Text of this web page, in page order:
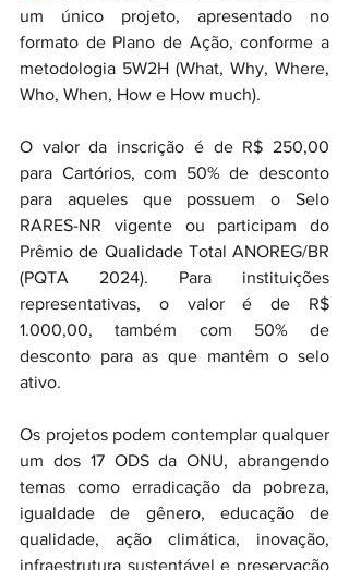
um único projeto, apresentado no
formato de Plano de Ação, conforme a
metodologia 5W2H (What, Why, Where,
Who, When, How e How much).
O valor da inscrição é de R$ 250,00
para Cartórios, com 50% de desconto
para aqueles que possuem o Selo
RARES-NR vigente ou participam do
Prêmio de Qualidade Total ANOREG/BR
(PQTA 2024). Para instituições
representativas, o valor é de R$
1.000,00, também com 50% de
desconto para as que mantêm o selo
ativo.
Os projetos podem contemplar qualquer
um dos 17 ODS da ONU, abrangendo
temas como erradicação da pobreza,
igualdade de gênero, educação de
qualidade, ação climática, inovação,
infraestrutura sustentável e preservação